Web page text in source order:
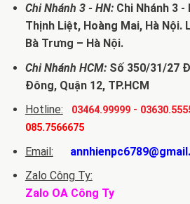
Chi Nhánh 3 - HN:Chi Nhánh 3 -
Thịnh Liệt, Hoàng Mai, Hà Nội.
Bà Trưng – Hà Nội.
Chi Nhánh HCM:Số 350/31/27
Đông, Quận 12, TP.HCM
Hotline:
03464.99999-
085.7566675
Email:
Zalo Công Ty:
Zalo OA Công Ty